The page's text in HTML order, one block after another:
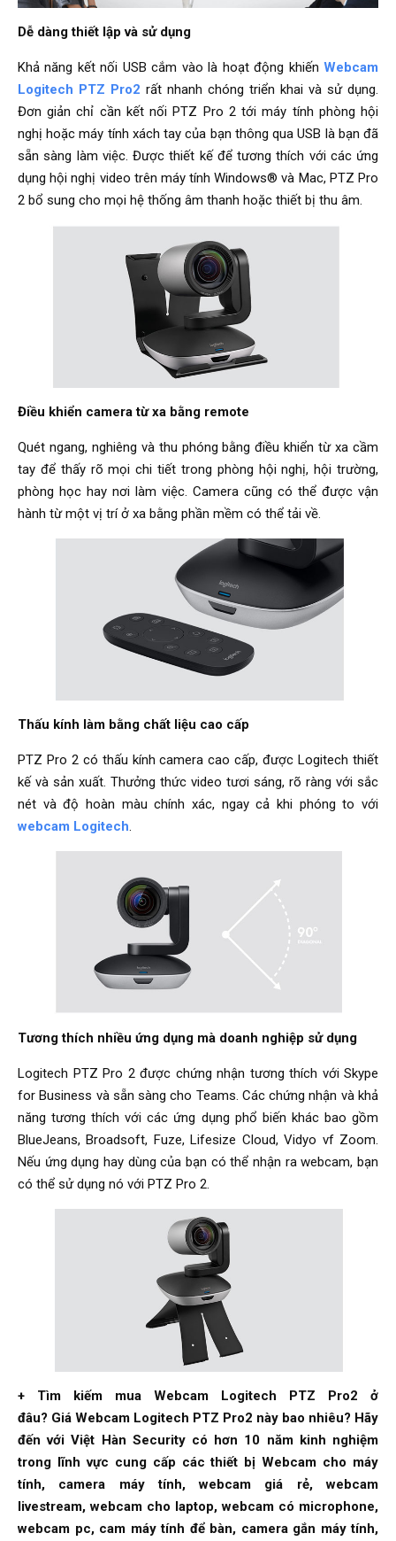
Dễ dàng thiết lập và sử dụng
Khả năng kết nối USB cắm vào là hoạt động khiến Webcam
Logitech PTZ Pro2 rất nhanh chóng triển khai và sử dụng.
Đơn giản chỉ cần kết nối PTZ Pro 2 tới máy tính phòng hội
nghị hoặc máy tính xách tay của bạn thông qua USB là bạn đã
sẵn sàng làm việc. Được thiết kế để tương thích với các ứng
dụng hội nghị video trên máy tính Windows® và Mac, PTZ Pro
2 bổ sung cho mọi hệ thống âm thanh hoặc thiết bị thu âm.
Điều khiển camera từ xa bằng remote
Quét ngang, nghiêng và thu phóng bằng điều khiển từ xa cầm
tay để thấy rõ mọi chi tiết trong phòng hội nghị, hội trường,
phòng học hay nơi làm việc. Camera cũng có thể được vận
hành từ một vị trí ở xa bằng phần mềm có thể tải về.
Thấu kính làm bằng chất liệu cao cấp
PTZ Pro 2 có thấu kính camera cao cấp, được Logitech thiết
kế và sản xuất. Thưởng thức video tươi sáng, rõ ràng với sắc
nét và độ hoàn màu chính xác, ngay cả khi phóng to với
webcam Logitech.
Tương thích nhiều ứng dụng mà doanh nghiệp sử dụng
Logitech PTZ Pro 2 được chứng nhận tương thích với Skype
for Business và sẵn sàng cho Teams. Các chứng nhận và khả
năng tương thích với các ứng dụng phổ biến khác bao gồm
BlueJeans, Broadsoft, Fuze, Lifesize Cloud, Vidyo vf Zoom.
Nếu ứng dụng hay dùng của bạn có thể nhận ra webcam, bạn
có thể sử dụng nó với PTZ Pro 2.
+ Tìm kiếm mua Webcam Logitech PTZ Pro2 ở
đâu? Giá Webcam Logitech PTZ Pro2 này bao nhiêu? Hãy
đến với Việt Hàn Security có hơn 10 năm kinh nghiệm
trong lĩnh vực cung cấp các thiết bị Webcam cho máy
tính, camera máy tính, webcam giá rẻ, webcam
livestream, webcam cho laptop, webcam có microphone,
webcam pc, cam máy tính để bàn, camera gắn máy tính,